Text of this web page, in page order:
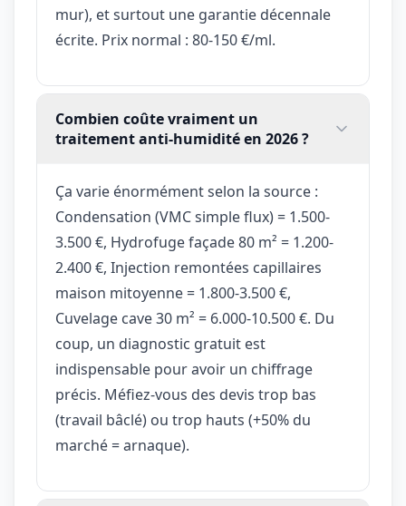
mur), et surtout une garantie décennale
écrite. Prix normal : 80-150 €/ml.
Combien coûte vraiment un
traitement anti-humidité en 2026 ?
Ça varie énormément selon la source :
Condensation (VMC simple flux) = 1.500-
3.500 €, Hydrofuge façade 80 m² = 1.200-
2.400 €, Injection remontées capillaires
maison mitoyenne = 1.800-3.500 €,
Cuvelage cave 30 m² = 6.000-10.500 €. Du
coup, un diagnostic gratuit est
indispensable pour avoir un chiffrage
précis. Méfiez-vous des devis trop bas
(travail bâclé) ou trop hauts (+50% du
marché = arnaque).